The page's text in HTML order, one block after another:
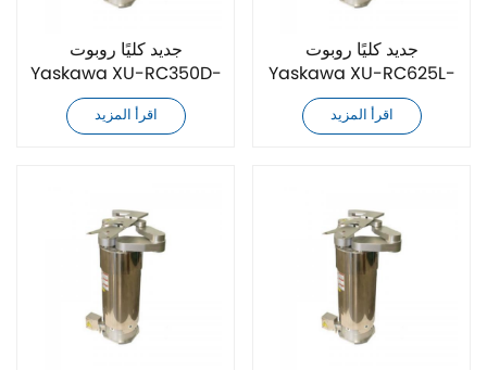
جديد كليًا روبوت
Yaskawa XU-RC350D-
1C06 ثنائي الذراع للتعامل
مع رقائق السيليكون
اقرأ المزيد
جديد كليًا روبوت
Yaskawa XU-RC625L-
A02 ثنائي الذراع للتعامل
مع رقائق السيليكون
اقرأ المزيد